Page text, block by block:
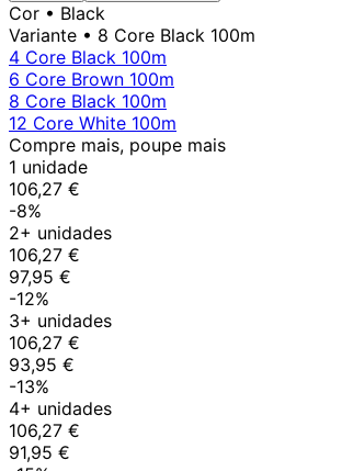
Cor • Black
Variante • 8 Core Black 100m
4 Core Black 100m
6 Core Brown 100m
8 Core Black 100m
12 Core White 100m
Compre mais, poupe mais
1 unidade
106,27 €
-8%
2+ unidades
106,27 €
97,95 €
-12%
3+ unidades
106,27 €
93,95 €
-13%
4+ unidades
106,27 €
91,95 €